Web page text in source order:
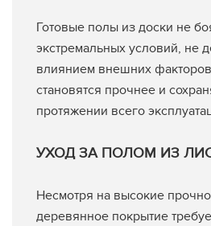
Готовые полы из доски не
экстремальных условий, не
влиянием внешних
становятся прочнее и
протяжении всего
УХОД ЗА ПОЛОМ ИЗ
Несмотря на высокие
деревянное покрытие